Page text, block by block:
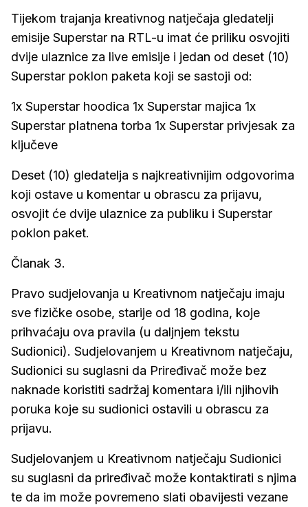
Tijekom trajanja kreativnog natječaja gledatelji
emisije Superstar na RTL-u imat će priliku osvojiti
dvije ulaznice za live emisije i jedan od deset (10)
Superstar poklon paketa koji se sastoji od:
1x Superstar hoodica 1x Superstar majica 1x
Superstar platnena torba 1x Superstar privjesak za
ključeve
Deset (10) gledatelja s najkreativnijim odgovorima
koji ostave u komentar u obrascu za prijavu,
osvojit će dvije ulaznice za publiku i Superstar
poklon paket.
Članak 3.
Pravo sudjelovanja u Kreativnom natječaju imaju
sve fizičke osobe, starije od 18 godina, koje
prihvaćaju ova pravila (u daljnjem tekstu
Sudionici). Sudjelovanjem u Kreativnom natječaju,
Sudionici su suglasni da Priređivač može bez
naknade koristiti sadržaj komentara i/ili njihovih
poruka koje su sudionici ostavili u obrascu za
prijavu.
Sudjelovanjem u Kreativnom natječaju Sudionici
su suglasni da priređivač može kontaktirati s njima
te da im može povremeno slati obavijesti vezane